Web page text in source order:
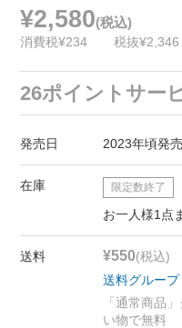
¥2,580(税込)
消費税¥234 税抜¥2,346
26ポイントサー
発売日 2023年頃発売
在庫 限定数終了
お一人様1点
送料 ¥550(税込)
送料グループ
「通常商品
い物で無料